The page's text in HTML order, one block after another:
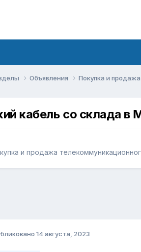
Объявления Покупка и
кабель со склада в
и продажа
14 августа, 2023